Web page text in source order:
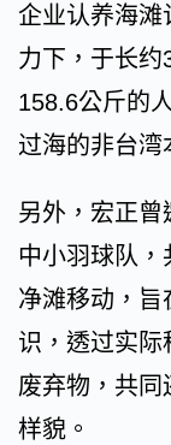
企业认养海滩
力下，于长约
158.6公斤的
过海的非台湾
另外，宏正曾
中小羽球队
净滩移动，旨
识，透过实际
废弃物，共同
样貌。